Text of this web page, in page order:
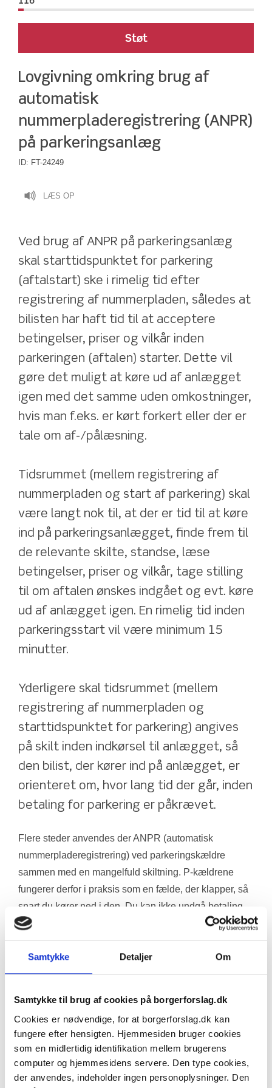
Samtykke Detaljer Om
Samtykke til brug af cookies på borgerforslag.dk
Cookies er nødvendige, for at borgerforslag.dk kan
fungere efter hensigten. Hjemmesiden bruger cookies
som en midlertidig identifikation mellem brugerens
computer og hjemmesidens servere. Den type cookies,
der anvendes, indeholder ingen personoplysninger. Den
Støt
Lovgivning omkring brug af
automatisk
nummerpladeregistrering (ANPR)
på parkeringsanlæg
ID: FT-24249
LÆS OP
Ved brug af ANPR på parkeringsanlæg
skal starttidspunktet for parkering
(aftalstart) ske i rimelig tid efter
registrering af nummerpladen, således at
bilisten har haft tid til at acceptere
betingelser, priser og vilkår inden
parkeringen (aftalen) starter. Dette vil
gøre det muligt at køre ud af anlægget
igen med det samme uden omkostninger,
hvis man f.eks. er kørt forkert eller der er
tale om af-/pålæsning.
Tidsrummet (mellem registrering af
nummerpladen og start af parkering) skal
være langt nok til, at der er tid til at køre
ind på parkeringsanlægget, finde frem til
de relevante skilte, standse, læse
betingelser, priser og vilkår, tage stilling
til om aftalen ønskes indgået og evt. køre
ud af anlægget igen. En rimelig tid inden
parkeringsstart vil være minimum 15
minutter.
Yderligere skal tidsrummet (mellem
registrering af nummerpladen og
starttidspunktet for parkering) angives
på skilt inden indkørsel til anlægget, så
den bilist, der kører ind på anlægget, er
orienteret om, hvor lang tid der går, inden
betaling for parkering er påkrævet.
Flere steder anvendes der ANPR (automatisk
nummerpladeregistrering) ved parkeringskældre
sammen med en mangelfuld skiltning. P-kældrene
fungerer derfor i praksis som en fælde, der klapper, så
snart du kører ned i den. Du kan ikke undgå betaling,
selvom du kører op igen med det samme og uden at
parkere.
Hvis man blot kører ned og op igen pålægges bilisten
uanset at opholdet har været kortere. Tilmed pålægger
parkeringsselskaberne yderligere et gebyr på typisk
100 kr, hvis der ikke betales med det samme eller
inden for en kort tidsfrist.